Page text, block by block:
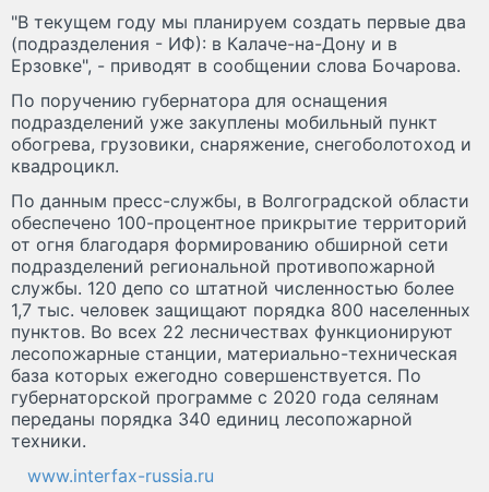
"В текущем году мы планируем создать первые два
(подразделения - ИФ): в Калаче-на-Дону и в
Ерзовке", - приводят в сообщении слова Бочарова.
По поручению губернатора для оснащения
подразделений уже закуплены мобильный пункт
обогрева, грузовики, снаряжение, снегоболотоход и
квадроцикл.
По данным пресс-службы, в Волгоградской области
обеспечено 100-процентное прикрытие территорий
от огня благодаря формированию обширной сети
подразделений региональной противопожарной
службы. 120 депо со штатной численностью более
1,7 тыс. человек защищают порядка 800 населенных
пунктов. Во всех 22 лесничествах функционируют
лесопожарные станции, материально-техническая
база которых ежегодно совершенствуется. По
губернаторской программе с 2020 года селянам
переданы порядка 340 единиц лесопожарной
техники.
www.interfax-russia.ru